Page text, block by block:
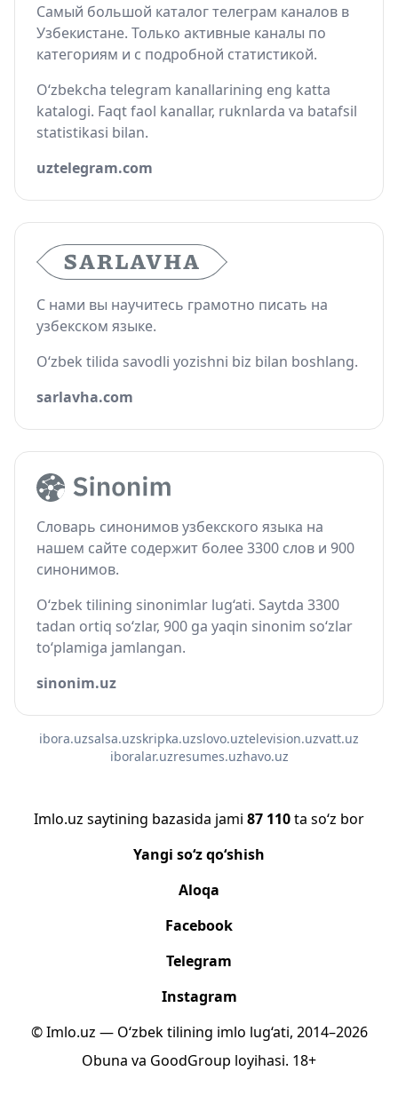
Самый большой каталог телеграм каналов в
Узбекистане. Только активные каналы по
категориям и с подробной статистикой.
O‘zbekcha telegram kanallarining eng katta
katalogi. Faqt faol kanallar, ruknlarda va batafsil
statistikasi bilan.
uztelegram.com
С нами вы научитесь грамотно писать на
узбекском языке.
O‘zbek tilida savodli yozishni biz bilan boshlang.
sarlavha.com
Словарь синонимов узбекского языка на
нашем сайте содержит более 3300 слов и 900
синонимов.
O‘zbek tilining sinonimlar lug‘ati. Saytda 3300
tadan ortiq so‘zlar, 900 ga yaqin sinonim so‘zlar
to‘plamiga jamlangan.
sinonim.uz
ibora.uzsalsa.uzskripka.uzslovo.uztelevision.uzvatt.uz
iboralar.uzresumes.uzhavo.uz
Imlo.uz saytining bazasida jami 87 110ta so‘z bor
Yangi so‘z qo‘shish
Aloqa
Facebook
Telegram
Instagram
© Imlo.uz — O‘zbek tilining imlo lug‘ati, 2014–2026
Obuna va GoodGroup loyihasi. 18+